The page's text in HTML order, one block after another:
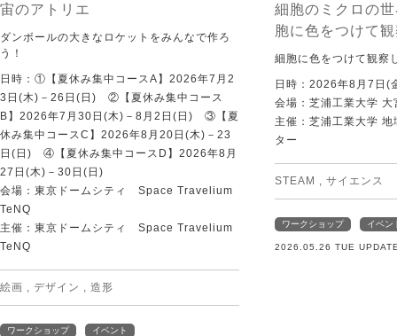
宙のアトリエ
ダンボールの大きなロケットをみんなで作ろ
う！
日時：①【夏休み集中コースA】2026年7月2
3日(木)－26日(日) ②【夏休み集中コース
B】2026年7月30日(木)－8月2日(日) ③【夏
休み集中コースC】2026年8月20日(木)－23
日(日) ④【夏休み集中コースD】2026年8月
27日(木)－30日(日)
会場：東京ドームシティ Space Travelium
TeNQ
主催：東京ドームシティ Space Travelium
TeNQ
絵画 デザイン 造形
ワークショップ イベント
細胞のミクロの
胞に色をつけて
細胞に色をつけて観察
日時：2026年8月7日(
会場：芝浦工業大学 大
主催：芝浦工業大学
ター
STEAM サイエンス
ワークショップ イベン
2026.05.26 TUE